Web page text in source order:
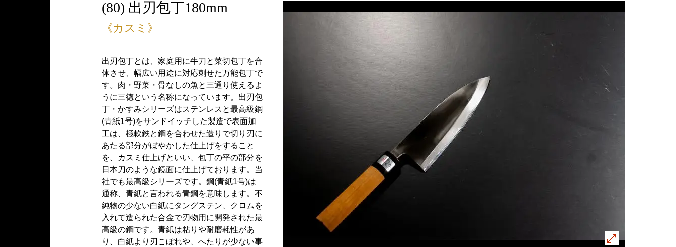
(80) 出刃包丁180mm
《カスミ》
出刃包丁とは、家庭用に牛刀と菜切包丁を合
体させ、幅広い用途に対応刺せた万能包丁で
す。肉・野菜・骨なしの魚と三通り使えるよ
うに三徳という名称になっています。出刃包
丁・かすみシリーズはステンレスと最高級鋼
(青紙1号)をサンドイッチした製造で表面加
工は、極軟鉄と鋼を合わせた造りで切り刃に
あたる部分がぼやかした仕上げをすること
を、カスミ仕上げといい、包丁の平の部分を
日本刀のような鏡面に仕上げております。当
社でも最高級シリーズです。鋼(青紙1号)は
通称、青紙と言われる青鋼を意味します。不
純物の少ない白紙にタングステン、クロムを
入れて造られた合金で刃物用に開発された最
高級の鋼です。青紙は粘りや耐磨耗性があ
り、白紙より刃こぼれや、へたりが少ない事